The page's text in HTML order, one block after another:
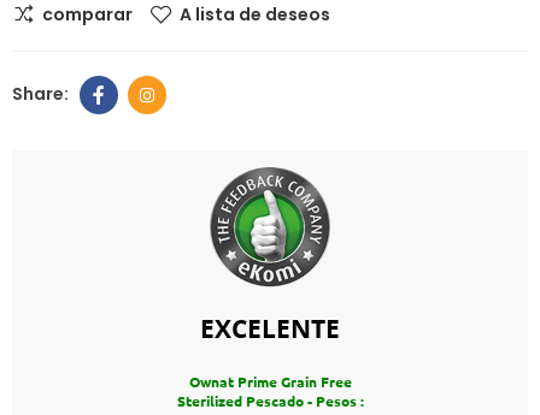
comparar A lista de deseos
EXCELENTE
Ownat Prime Grain Free
Sterilized Pescado - Pesos :